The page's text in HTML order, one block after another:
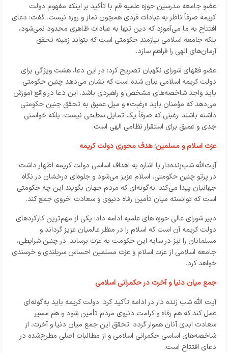
عضو جامعه مدرسین حوزه علمیه قم با تأکید بر اینکه مفهوم دولت
کریمه صرفاً ناظر به عبادات فردی همچون نماز و روزه نیست، گفت: دعای
افتتاح به ما می‌آموزد که دین تنها به عبادات ظاهری محدود نمی‌شود،
بلکه جامعه اسلامی نیازمند حکومتی است که بتواند زمینه تحقق
آرمان‌های الهی را فراهم سازد.
عضو فقهای شورای نگهبان تصریح کرد: در این دعا، هشت ویژگی برای
دولت کریمه اسلامی بیان شده است که نشان می‌دهد چنین حکومتی
باید واجد شاخصه‌های مشخص و راهبردی باشد. این دعا در واقع آموزش
می‌دهد که مؤمنان باید «رغبت» و میل عمیق به تحقق چنین حکومتی
داشته باشند؛ رغبتی که صرفاً یک تمایل سطحی نیست، بلکه خواستی
جدی و عمیق برای استقرار نظامی الهی است.
عزت اسلام و مسلمین؛ هدف محوری دولت کریمه
آیت‌الله شب‌زنده‌دار با اشاره به اهداف اساسی دولت کریمه اظهار داشت:
در پرتو چنین حکومتی، اسلام عزیز می‌شود و جلوه‌ای درخشان در نگاه
جهانیان پیدا می‌کند؛ به‌گونه‌ای که مردم جهان بگویند این چه حکومتی
است که توانسته میان تأمین رفاه دنیوی و سعادت اخروی جمع کند.
دبیر شورای عالی حوزه های علمیه ادامه داد: یکی از مهم‌ترین کارکردهای
دولت کریمه آن است که اسلام را در منظر عالمیان عزیز گرداند و
مسلمانان را نیز در سایه این حکومت به عزت برساند. در چنین شرایطی،
جامعه اسلامی از عزت اسلام و عزت مسلمین احساس سربلندی و خرسندی
خواهد کرد.
جمع میان دنیا و آخرت در حکمرانی اسلامی
آیت الله شب زنده دار در ادامه تأکید کرد: دولت کریمه باید به‌گونه‌ای
عمل کند که هم رفاه و کرامت دنیوی مردم تأمین شود و هم مسیر
سعادت ابدی آنان هموار گردد. تحقق این جمع میان دنیا و آخرت، از
شاخصه‌های اساسی حکمرانی اسلامی و از مطالبات اصلی مطرح‌شده در
دعای افتتاح است.